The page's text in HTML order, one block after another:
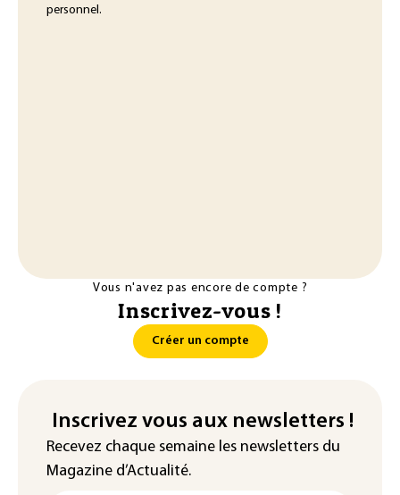
personnel.
Vous n'avez pas encore de compte ?
Inscrivez-vous !
Créer un compte
Inscrivez vous aux newsletters !
Recevez chaque semaine les newsletters du
Magazine d’Actualité.